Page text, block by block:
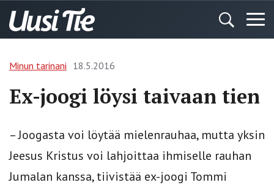
Minun tarinani 18.5.2016
Ex-joogi löysi taivaan tien
– Joogasta voi löytää mielenrauhaa, mutta yksin
Jeesus Kristus voi lahjoittaa ihmiselle rauhan
Jumalan kanssa, tiivistää ex-joogi Tommi